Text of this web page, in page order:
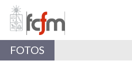
Estudiantes
Académicas/os
FOTOS